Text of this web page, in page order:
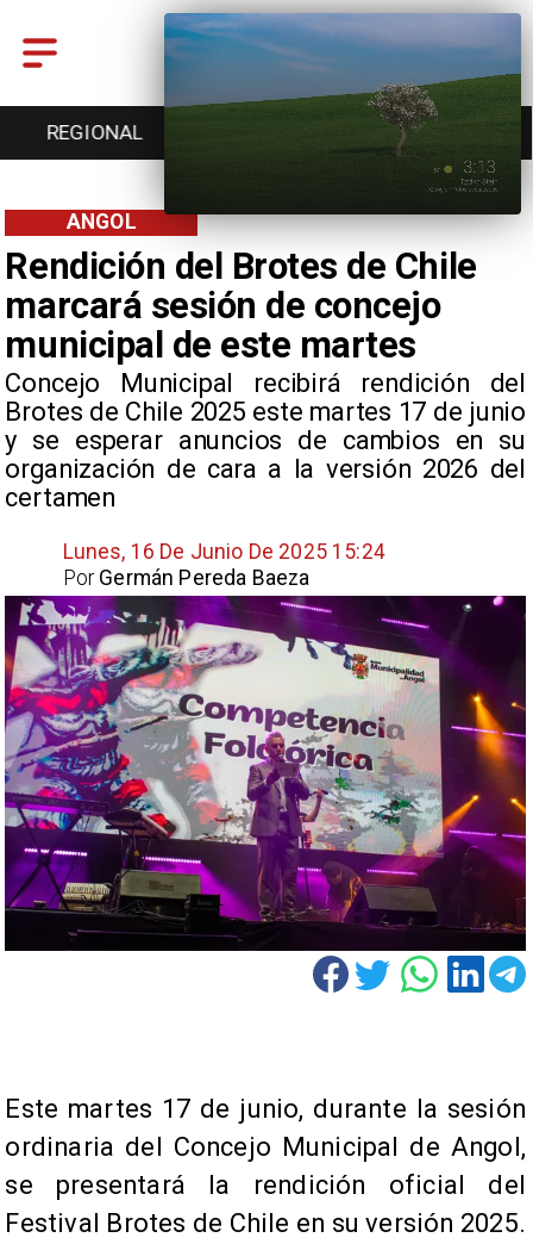
ENTRETENCIÓN CULTURA
Rendición del Brotes de Chile
marcará sesión de concejo
municipal de este martes
​Concejo Municipal recibirá rendición del
Brotes de Chile 2025 este martes 17 de junio
y se esperar anuncios de cambios en su
organización de cara a la versión 2026 del
certamen
ANGOL
Lunes, 16 De Junio De 2025 15:24
Germán Pereda Baeza
Por
​Este martes 17 de junio, durante la sesión
ordinaria del Concejo Municipal de Angol,
se presentará la rendición oficial del
Festival Brotes de Chile en su versión 2025.